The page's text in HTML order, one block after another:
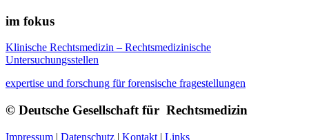
im fokus
Klinische Rechtsmedizin – Rechtsmedizinische
Untersuchungsstellen
expertise und forschung für forensische fragestellungen
© Deutsche Gesellschaft für Rechtsmedizin
Impressum | Datenschutz | Kontakt | Links